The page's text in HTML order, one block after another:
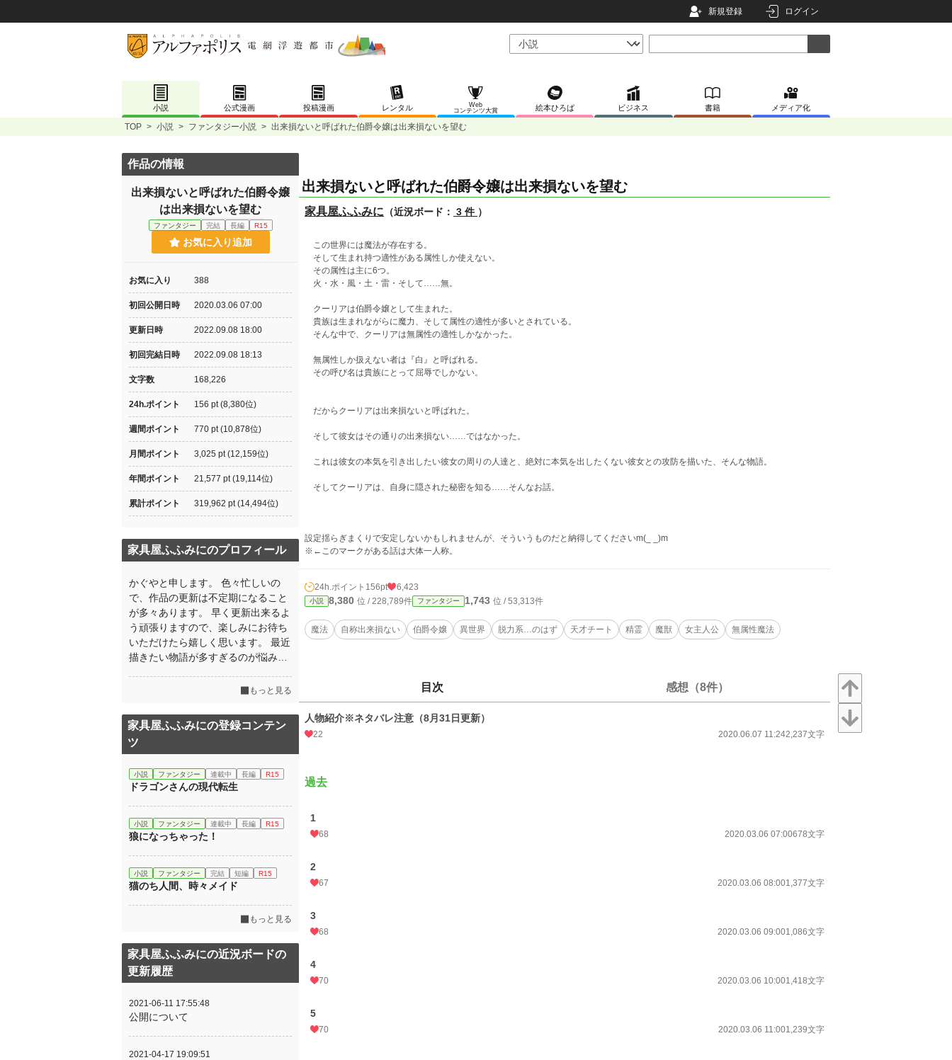
新規登録 ログイン
小説 公式漫画 投稿漫画 レンタル
Web
コンテンツ大賞
絵本ひろば ビジネス 書籍 メディア化
TOP > 小説 > ファンタジー小説 > 出来損ないと呼ばれた伯爵令嬢は出来損ないを望む
出来損ないと呼ばれた伯爵令嬢は出来損ないを望む
家具屋ふふみに （近況ボード： 3 件 ）
この世界には魔法が存在する。
そして生まれ持つ適性がある属性しか使えない。
その属性は主に6つ。
火・水・風・土・雷・そして……無。
クーリアは伯爵令嬢として生まれた。
貴族は生まれながらに魔力、そして属性の適性が多いとされている。
そんな中で、クーリアは無属性の適性しかなかった。
無属性しか扱えない者は『白』と呼ばれる。
その呼び名は貴族にとって屈辱でしかない。
だからクーリアは出来損ないと呼ばれた。
そして彼女はその通りの出来損ない……ではなかった。
これは彼女の本気を引き出したい彼女の周りの人達と、絶対に本気を出したくない彼女との攻防を描いた、そんな物語。
そしてクーリアは、自身に隠された秘密を知る……そんなお話。
設定揺らぎまくりで安定しないかもしれませんが、そういうものだと納得してくださいm(_ _)m
※←このマークがある話は大体一人称。
24h.ポイント 156pt 6,423
小説 8,380 位 / 228,789件 ファンタジー 1,743 位 / 53,313件
魔法 自称出来損ない 伯爵令嬢 異世界 脱力系…のはず 天才チート 精霊 魔獣 女主人公 無属性魔法
目次 感想（8件）
人物紹介※ネタバレ注意（8月31日更新）
22 2020.06.07 11:242,237文字
過去
1
68 2020.03.06 07:00678文字
2
67 2020.03.06 08:001,377文字
3
68 2020.03.06 09:001,086文字
4
70 2020.03.06 10:001,418文字
5
70 2020.03.06 11:001,239文字
作品の情報
出来損ないと呼ばれた伯爵令嬢
は出来損ないを望む
ファンタジー 完結 長編 R15
お気に入り追加
お気に入り 388
初回公開日時 2020.03.06 07:00
更新日時 2022.09.08 18:00
初回完結日時 2022.09.08 18:13
文字数 168,226
24h.ポイント 156 pt (8,380位)
週間ポイント 770 pt (10,878位)
月間ポイント 3,025 pt (12,159位)
年間ポイント 21,577 pt (19,114位)
累計ポイント 319,962 pt (14,494位)
家具屋ふふみにのプロフィール
かぐやと申します。 色々忙しいの
で、作品の更新は不定期になること
が多々あります。 早く更新出来るよ
う頑張りますので、楽しみにお待ち
いただけたら嬉しく思います。 最近
描きたい物語が多すぎるのが悩み…
もっと見る
家具屋ふふみにの登録コンテン
ツ
小説 ファンタジー 連載中 長編 R15
ドラゴンさんの現代転生
小説 ファンタジー 連載中 長編 R15
狼になっちゃった！
小説 ファンタジー 完結 短編 R15
猫のち人間、時々メイド
もっと見る
家具屋ふふみにの近況ボードの
更新履歴
2021-06-11 17:55:48
公開について
2021-04-17 19:09:51